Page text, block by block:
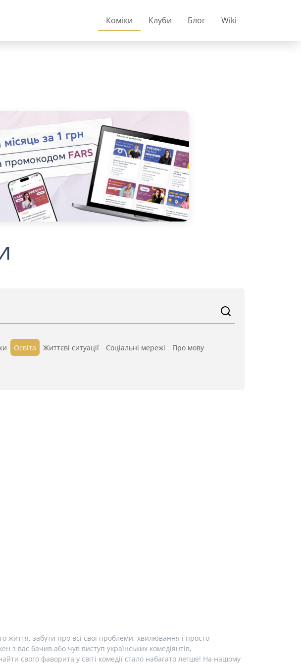
Коміки Клуби Блог Wiki
Освіта Життєві ситуації Cоціальні мережі Про мову
життя, забути про всі свої проблеми, хвилювання і просто
вас бачив або чув виступ українських комедіянтів,
свого фаворита у світі комедії стало набагато легше! На нашому